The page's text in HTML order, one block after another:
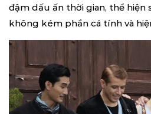
đậm dấu ấn thời gian, thể hiện
không kém phần cá tính và